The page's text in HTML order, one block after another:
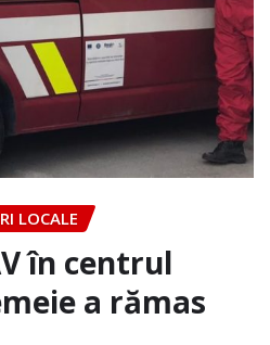
LOCALE
în centrul
a rămas